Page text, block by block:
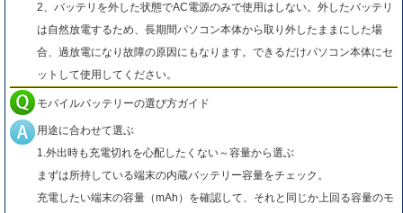
2、バッテリを外した状態でAC電源のみで使用はしない。外したバッテリ
は自然放電するため、長期間パソコン本体から取り外したままにした場
合、過放電になり故障の原因にもなります。できるだけパソコン本体にセ
ットして使用してください。
モバイルバッテリーの選び方ガイド
用途に合わせて選ぶ
1.外出時も充電切れを心配したくない～容量から選ぶ
まずは所持している端末の内蔵バッテリー容量をチェック。
充電したい端末の容量（mAh）を確認して、それと同じか上回る容量のモ